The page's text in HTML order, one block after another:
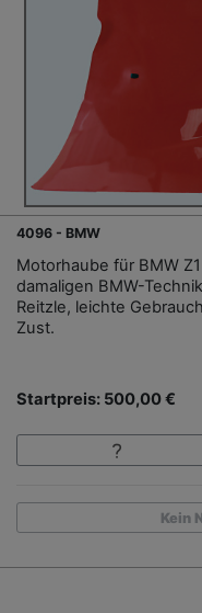
4096 - BMW
Motorhaube für BMW
damaligen BMW-
Reitzle, leichte
Zust.
Startpreis: 500,00 €
Kein